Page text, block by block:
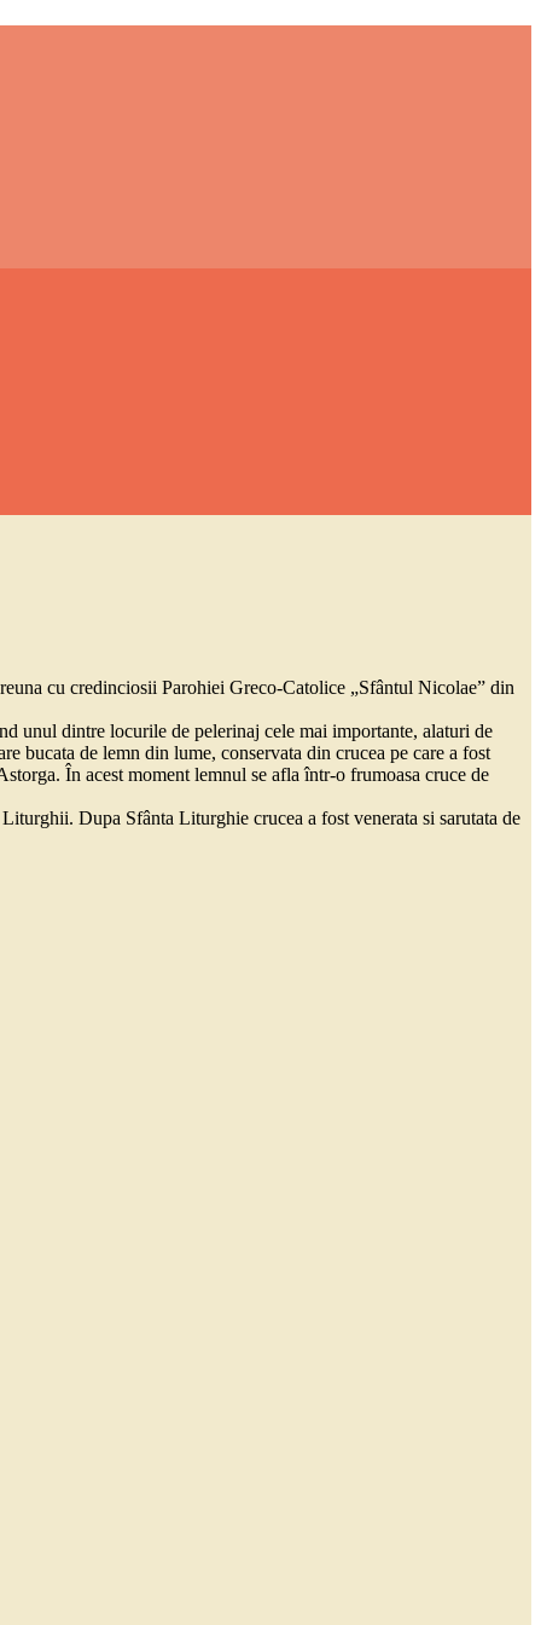
cu credinciosii Parohiei Greco-Catolice „Sfântul Nicolae” din
unul dintre locurile de pelerinaj cele mai importante, alaturi de
bucata de lemn din lume, conservata din crucea pe care a fost
În acest moment lemnul se afla într-o frumoasa cruce de
Dupa Sfânta Liturghie crucea a fost venerata si sarutata de